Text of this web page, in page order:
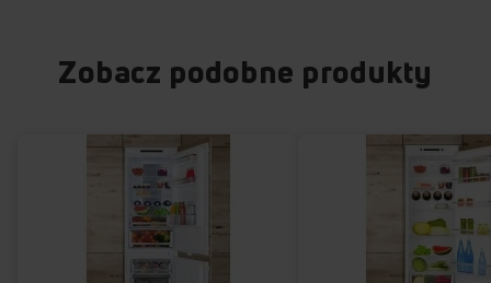
Zobacz podobne produkty